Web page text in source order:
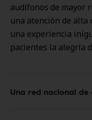
audífonos de mayor
una atención de alta
una experiencia
pacientes la alegría
Una red nacional